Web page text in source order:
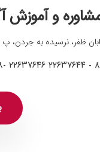
و آموزش
ظفر، نرسیده به جردن، پ ۳۰۰